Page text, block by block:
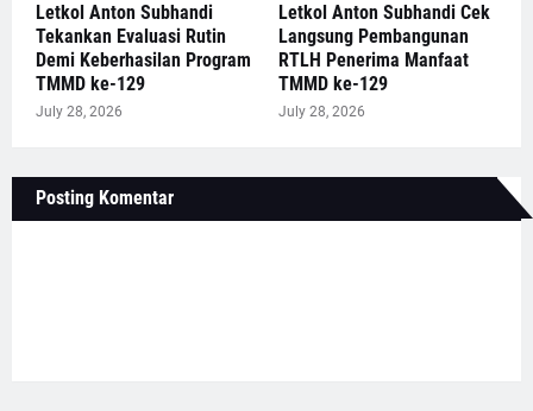
Letkol Anton Subhandi
Tekankan Evaluasi Rutin
Demi Keberhasilan Program
TMMD ke-129
July 28, 2026
Letkol Anton Subhandi Cek
Langsung Pembangunan
RTLH Penerima Manfaat
TMMD ke-129
July 28, 2026
Posting Komentar